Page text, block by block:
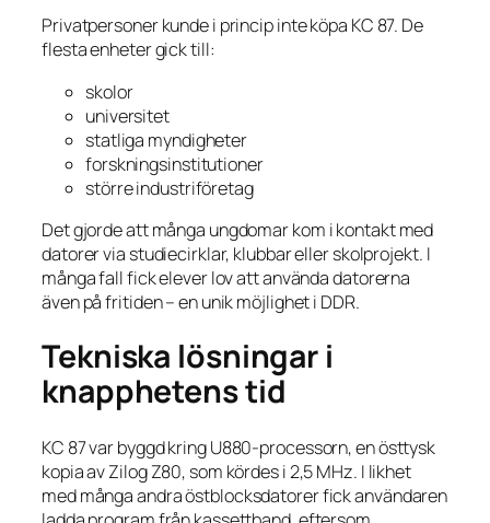
Privatpersoner kunde i princip inte köpa KC 87. De
flesta enheter gick till:
skolor
universitet
statliga myndigheter
forskningsinstitutioner
större industriföretag
Det gjorde att många ungdomar kom i kontakt med
datorer via studiecirklar, klubbar eller skolprojekt. I
många fall fick elever lov att använda datorerna
även på fritiden – en unik möjlighet i DDR.
Tekniska lösningar i
knapphetens tid
KC 87 var byggd kring U880-processorn, en östtysk
kopia av Zilog Z80, som kördes i 2,5 MHz. I likhet
med många andra östblocksdatorer fick användaren